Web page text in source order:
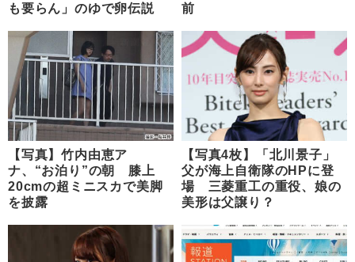
も要らん」のゆで卵伝説
前
【写真】竹内由恵ア
ナ、“お泊り”の朝 膝上
20cmの超ミニスカで美脚
を披露
【写真4枚】「北川景子」
父が海上自衛隊のHPに登
場 三菱重工の重役、娘の
美形は父譲り？